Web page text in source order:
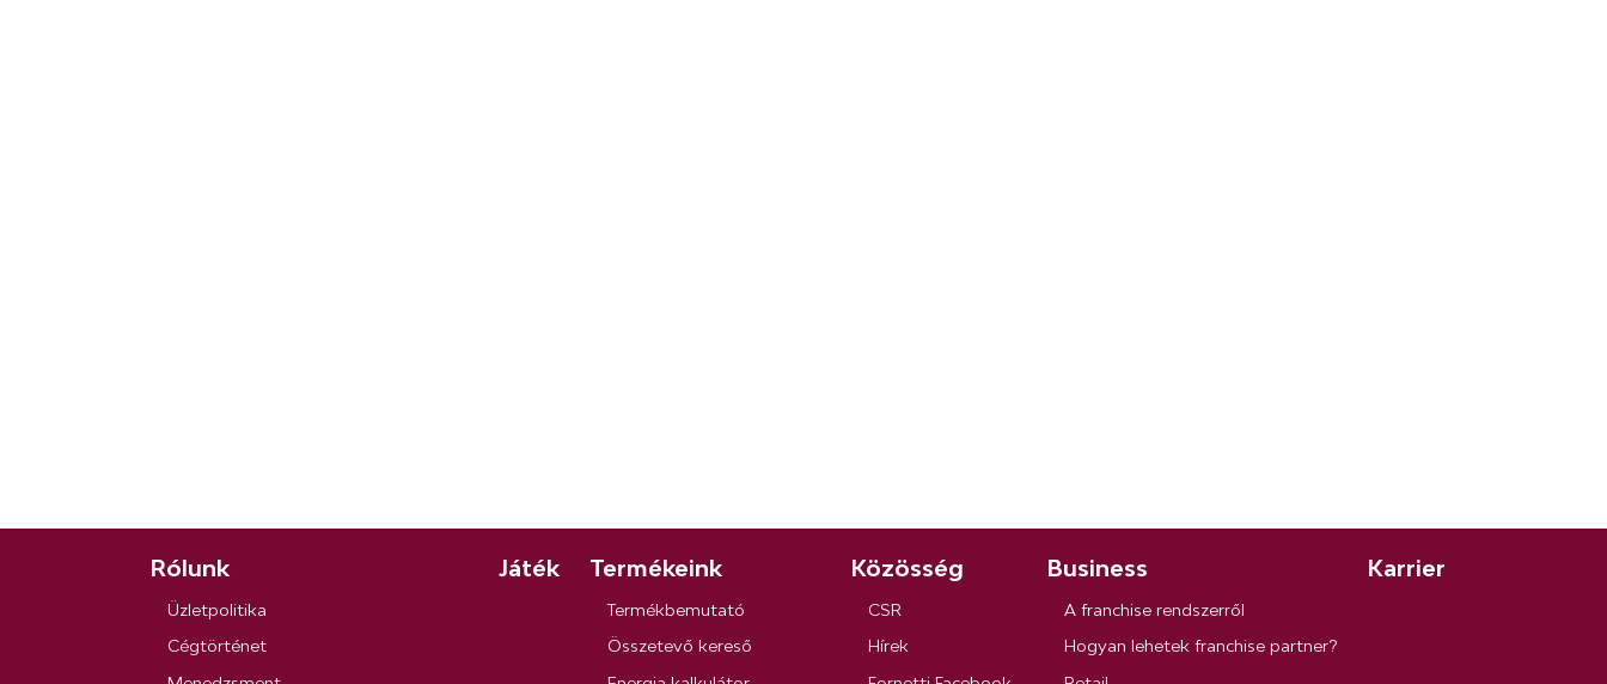
Rólunk
Üzletpolitika
Cégtörténet
Játék Termékeink
Termékbemutató
Összetevő kereső
Közösség
CSR
Hírek
Business
A franchise rendszerről
Hogyan lehetek franchise partner?
Karrier